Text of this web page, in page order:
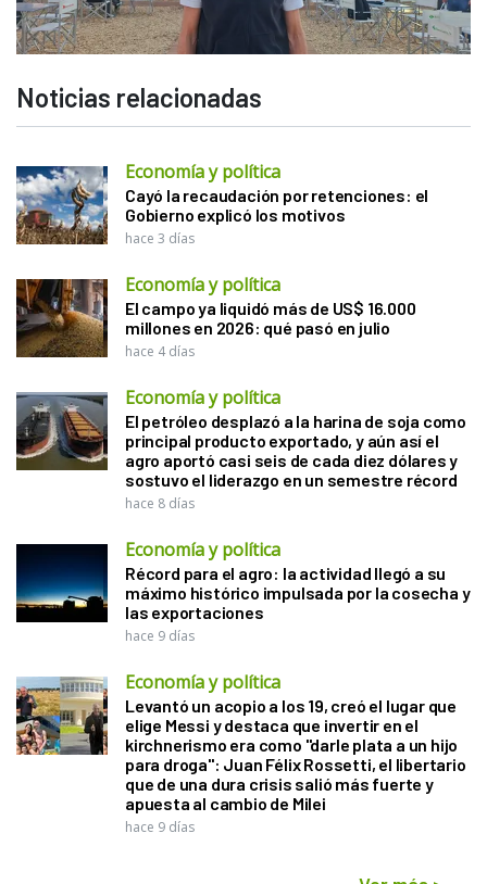
Noticias relacionadas
Economía y política
Cayó la recaudación por retenciones: el
Gobierno explicó los motivos
hace 3 días
Economía y política
El campo ya liquidó más de US$ 16.000
millones en 2026: qué pasó en julio
hace 4 días
Economía y política
El petróleo desplazó a la harina de soja como
principal producto exportado, y aún así el
agro aportó casi seis de cada diez dólares y
sostuvo el liderazgo en un semestre récord
hace 8 días
Economía y política
Récord para el agro: la actividad llegó a su
máximo histórico impulsada por la cosecha y
las exportaciones
hace 9 días
Economía y política
Levantó un acopio a los 19, creó el lugar que
elige Messi y destaca que invertir en el
kirchnerismo era como "darle plata a un hijo
para droga": Juan Félix Rossetti, el libertario
que de una dura crisis salió más fuerte y
apuesta al cambio de Milei
hace 9 días